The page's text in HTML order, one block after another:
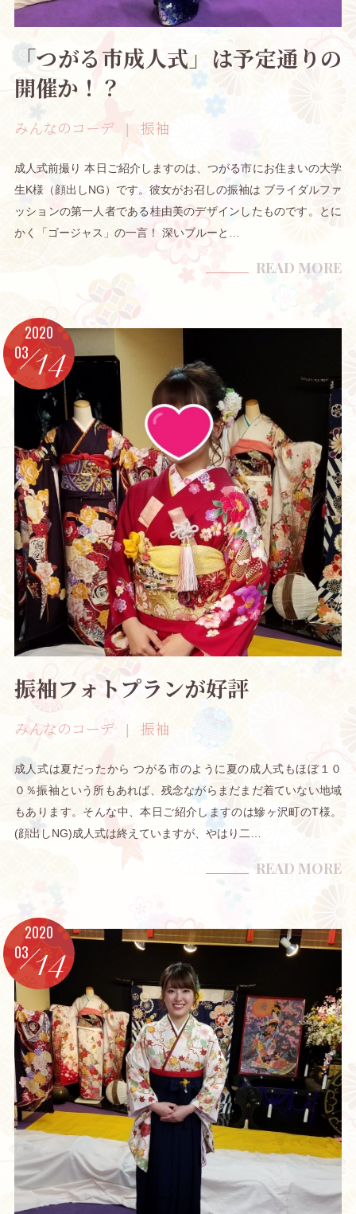
「つがる市成人式」は予定通りの
開催か！？
みんなのコーデ 振袖
成人式前撮り 本日ご紹介しますのは、つがる市にお住まいの大学
生K様（顔出しNG）です。彼女がお召しの振袖は ブライダルファ
ッションの第一人者である桂由美のデザインしたものです。とに
かく「ゴージャス」の一言！ 深いブルーと…
READ MORE
2020
03 14
振袖フォトプランが好評
みんなのコーデ 振袖
成人式は夏だったから つがる市のように夏の成人式もほぼ１０
０％振袖という所もあれば、残念ながらまだまだ着ていない地域
もあります。そんな中、本日ご紹介しますのは鰺ヶ沢町のT様。
(顔出しNG)成人式は終えていますが、やはり二…
READ MORE
2020
03 14